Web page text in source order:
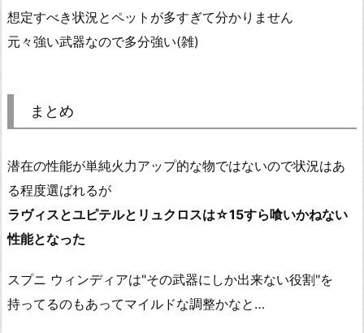
想定すべき状況とペットが多すぎて分かりません
元々強い武器なので多分強い(雑)
まとめ
潜在の性能が単純火力アップ的な物ではないので状況はあ
る程度選ばれるが
ラヴィスとユピテルとリュクロスは☆15すら喰いかねない
性能となった
スプニ ウィンディアは"その武器にしか出来ない役割"を
持ってるのもあってマイルドな調整かなと…